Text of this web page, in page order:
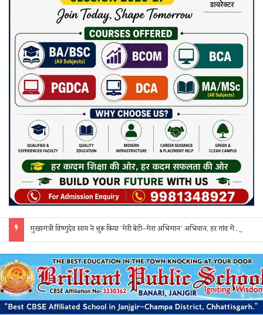
मुख्यमंत्री विष्णुदेव साय ने शुरू किया ‘मेरी बेटी–मेरा अभिमान’ अभियान, हर गांव में मुक्तिधाम और हर स्कूल में बालिका शौचालय